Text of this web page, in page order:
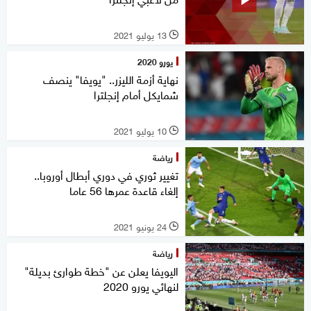
l 13 يوليو 2021
يورو 2020
نهاية أزمة الليزر.. "يويفا" ينصف
شمايكل أمام إنجلترا
l 10 يوليو 2021
رياضة
تغيير ثوري في دوري أبطال أوروبا..
إلغاء قاعدة عمرها 56 عاما
l 24 يونيو 2021
رياضة
اليويفا يعلن عن "خطة طوارئ بديلة"
لنهائي يورو 2020